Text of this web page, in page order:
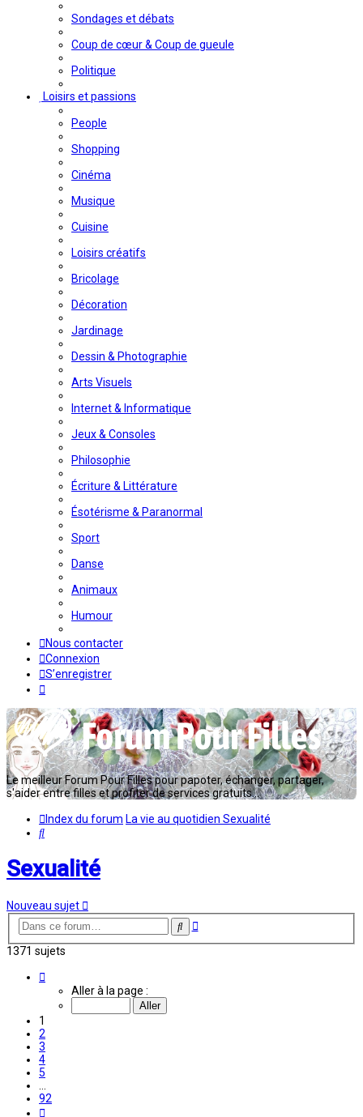
Sondages et débats
Coup de cœur & Coup de gueule
Politique
Loisirs et passions
People
Shopping
Cinéma
Musique
Cuisine
Loisirs créatifs
Bricolage
Décoration
Jardinage
Dessin & Photographie
Arts Visuels
Internet & Informatique
Jeux & Consoles
Philosophie
Écriture & Littérature
Ésotérisme & Paranormal
Sport
Danse
Animaux
Humour
Nous contacter
Connexion
S’enregistrer
Le meilleur Forum Pour Filles pour papoter, échanger, partager,
s'aider entre filles et profiter de services gratuits...
Index du forum La vie au quotidien Sexualité
Rechercher
Sexualité
Nouveau sujet
Rechercher
Recherche
1371 sujets
Aller à la page :
1
2
3
4
5
92